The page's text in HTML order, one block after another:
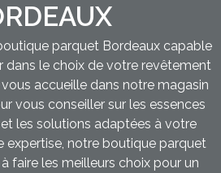
parquet Bordeaux capable
dans le choix de votre revêtement
accueille dans notre magasin
vous conseiller sur les essences
les solutions adaptées à votre
expertise, notre boutique parquet
faire les meilleurs choix pour un